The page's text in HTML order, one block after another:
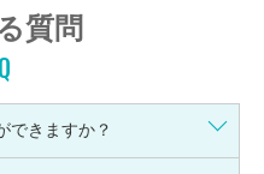
質問
できますか？